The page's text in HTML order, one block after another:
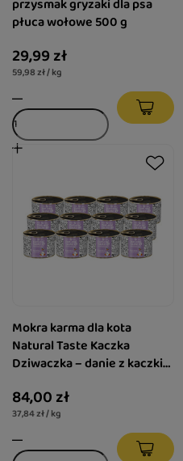
przysmak gryzaki dla psa
płuca wołowe 500 g
29,99 zł
59,98 zł / kg
Mokra karma dla kota
Natural Taste Kaczka
Dziwaczka – danie z kaczki
84,00 zł
37,84 zł / kg